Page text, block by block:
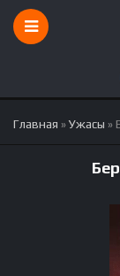
Главная »Ужасы »